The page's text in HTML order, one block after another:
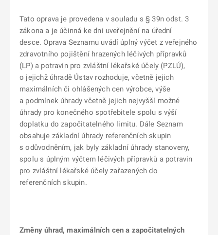
Tato oprava je provedena v souladu s § 39n odst. 3
zákona a je účinná ke dni uveřejnění na úřední
desce. Oprava Seznamu uvádí úplný výčet z veřejného
zdravotního pojištění hrazených léčivých přípravků
(LP) a potravin pro zvláštní lékařské účely (PZLÚ),
o jejichž úhradě Ústav rozhoduje, včetně jejich
maximálních či ohlášených cen výrobce, výše
a podmínek úhrady včetně jejich nejvyšší možné
úhrady pro konečného spotřebitele spolu s výší
doplatku do započitatelného limitu. Dále Seznam
obsahuje základní úhrady referenčních skupin
s odůvodněním, jak byly základní úhrady stanoveny,
spolu s úplným výčtem léčivých přípravků a potravin
pro zvláštní lékařské účely zařazených do
referenčních skupin.
Změny úhrad, maximálních cen a započitatelných